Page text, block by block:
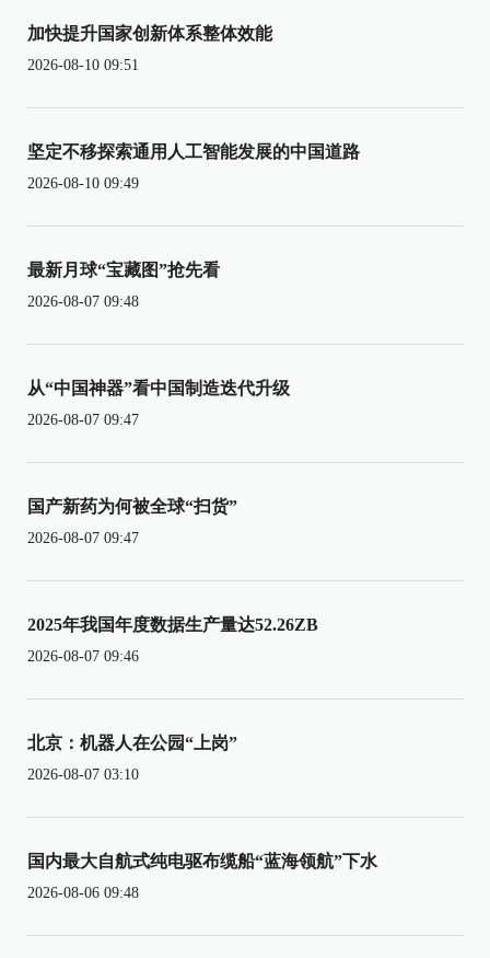
加快提升国家创新体系整体效能
2026-08-10 09:51
坚定不移探索通用人工智能发展的中国道路
2026-08-10 09:49
最新月球“宝藏图”抢先看
2026-08-07 09:48
从“中国神器”看中国制造迭代升级
2026-08-07 09:47
国产新药为何被全球“扫货”
2026-08-07 09:47
2025年我国年度数据生产量达52.26ZB
2026-08-07 09:46
北京：机器人在公园“上岗”
2026-08-07 03:10
国内最大自航式纯电驱布缆船“蓝海领航”下水
2026-08-06 09:48